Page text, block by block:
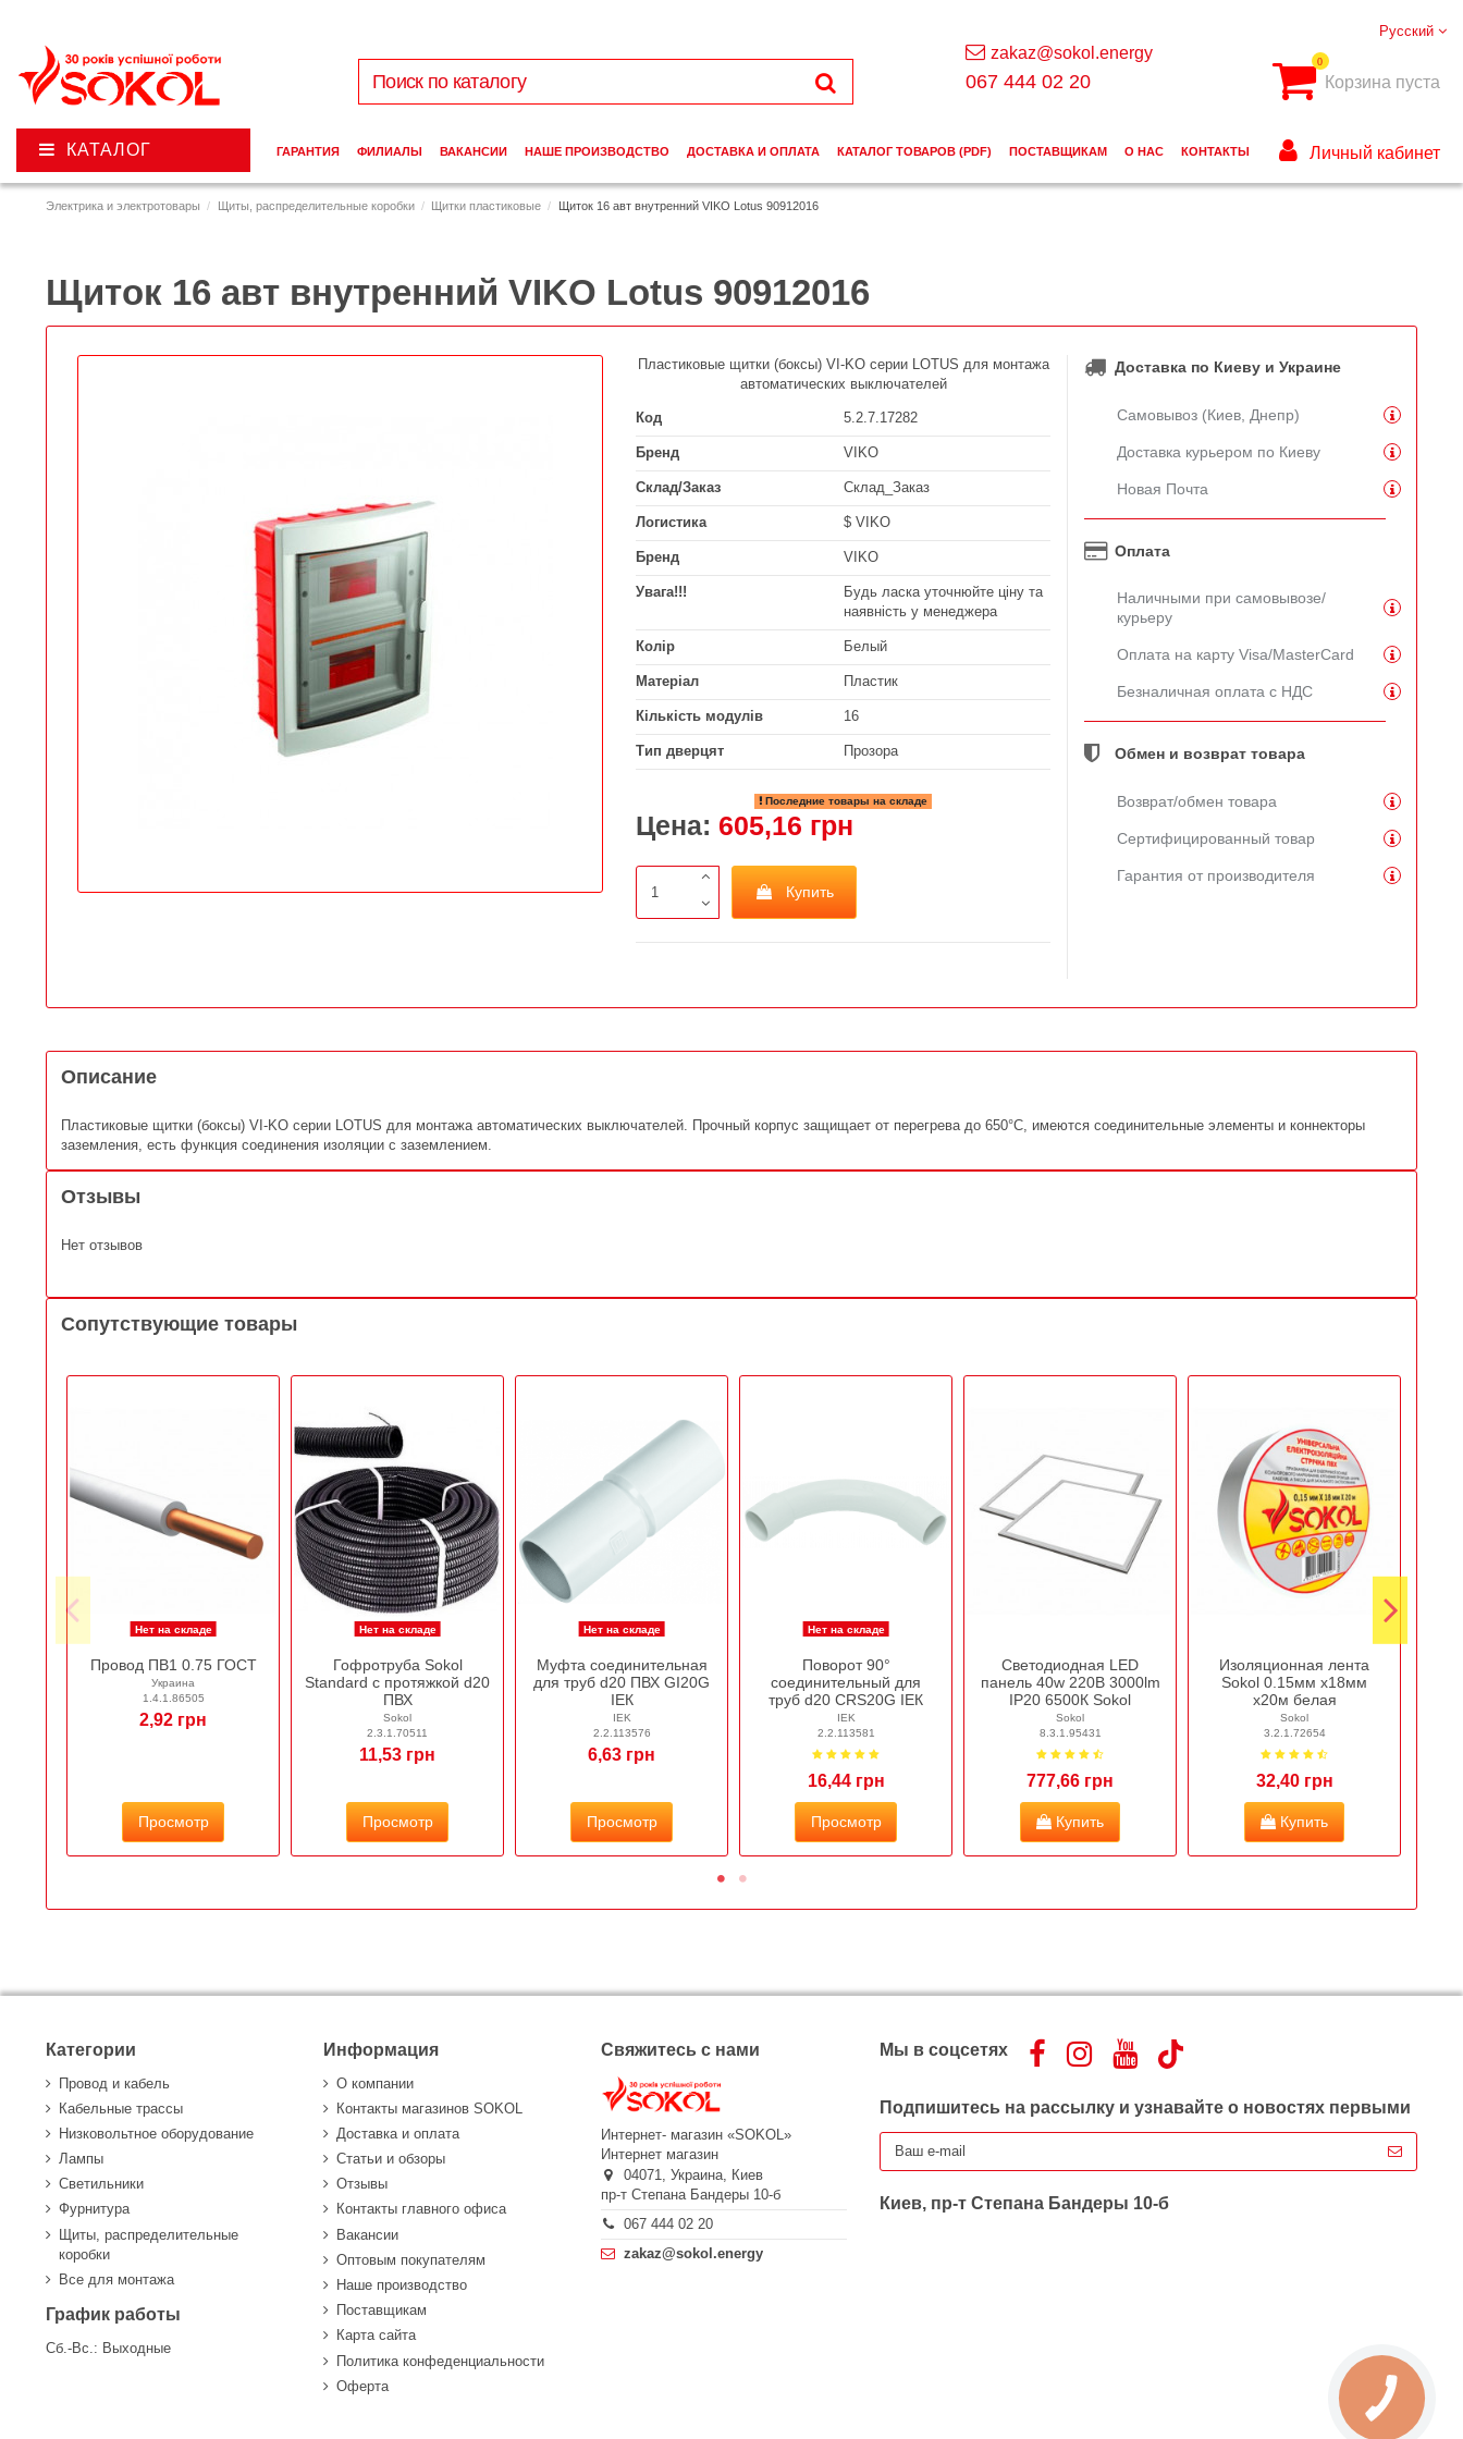
Электрика и электротовары Щиты, распределительные коробки Щитки пластиковые Щиток 16 авт внутренний VIKO Lotus 90912016
Щиток 16 авт внутренний VIKO Lotus 90912016
Пластиковые щитки (боксы) VI-KO серии LOTUS для монтажа
автоматических выключателей
Код 5.2.7.17282
Бренд VIKO
Склад/Заказ Склад_Заказ
Логистика $ VIKO
Бренд VIKO
Увага!!!
Будь ласка уточнюйте ціну та
наявність у менеджера
Колір Белый
Матеріал Пластик
Кількість модулів 16
Тип дверцят Прозора
Последние товары на складе
Цена: 605,16 грн
Купить
Доставка по Киеву и Украине
Самовывоз (Киев, Днепр)
Доставка курьером по Киеву
Новая Почта
Оплата
Наличными при самовывозе/
курьеру
Оплата на карту Visa/MasterCard
Безналичная оплата с НДС
Обмен и возврат товара
Возврат/обмен товара
Сертифицированный товар
Гарантия от производителя
Описание
Пластиковые щитки (боксы) VI-KO серии LOTUS для монтажа автоматических выключателей. Прочный корпус защищает от перегрева до 650°C, имеются соединительные элементы и коннекторы
заземления, есть функция соединения изоляции с заземлением.
Отзывы
Нет отзывов
Сопутствующие товары
Нет на складе
Провод ПВ1 0.75 ГОСТ
Украина
1.4.1.86505
2,92 грн
Просмотр
Нет на складе
Гофротруба Sokol
Standard с протяжкой d20
ПВХ
Sokol
2.3.1.70511
11,53 грн
Просмотр
Нет на складе
Муфта соединительная
для труб d20 ПВХ GI20G
ІЕК
IEK
2.2.113576
6,63 грн
Просмотр
Нет на складе
Поворот 90°
соединительный для
труб d20 CRS20G ІЕК
IEK
2.2.113581
16,44 грн
Просмотр
Светодиодная LED
панель 40w 220В 3000lm
IP20 6500К Sokol
Sokol
8.3.1.95431
777,66 грн
Купить
Изоляционная лента
Sokol 0.15мм х18мм
х20м белая
Sokol
3.2.1.72654
32,40 грн
Купить
Русский
zakaz@sokol.energy
067 444 02 20
0
Корзина пуста
КАТАЛОГ ГАРАНТИЯ ФИЛИАЛЫ ВАКАНСИИ НАШЕ ПРОИЗВОДСТВО ДОСТАВКА И ОПЛАТА КАТАЛОГ ТОВАРОВ (PDF) ПОСТАВЩИКАМ О НАС КОНТАКТЫ Личный кабинет
Категории
Провод и кабель
Кабельные трассы
Низковольтное оборудование
Лампы
Светильники
Фурнитура
Щиты, распределительные
коробки
Все для монтажа
График работы
Сб.-Вс.: Выходные
Информация
О компании
Контакты магазинов SOKOL
Доставка и оплата
Статьи и обзоры
Отзывы
Контакты главного офиса
Вакансии
Оптовым покупателям
Наше производство
Поставщикам
Карта сайта
Политика конфеденциальности
Оферта
Свяжитесь с нами
Интернет- магазин «SOKOL»
Интернет магазин
04071,Украина, Киев
пр-т Степана Бандеры 10-б
067 444 02 20
zakaz@sokol.energy
Мы в соцсетях
Подпишитесь на рассылку и узнавайте о новостях первыми
Киев, пр-т Степана Бандеры 10-б